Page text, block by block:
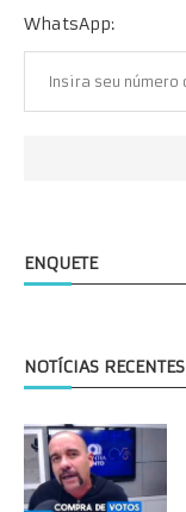
WhatsApp:
ENQUETE
NOTÍCIAS RECENTES